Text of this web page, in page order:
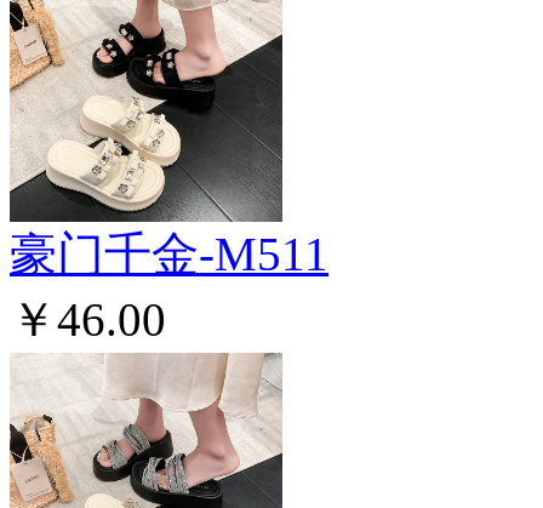
豪门千金-M511
￥46.00